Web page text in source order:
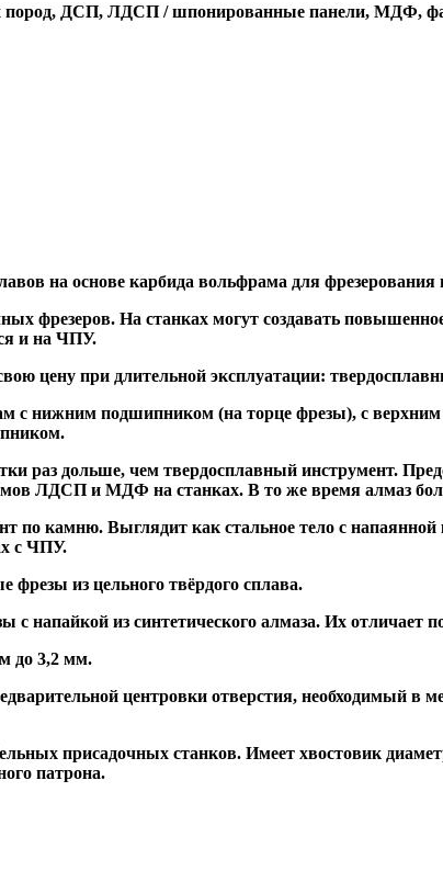
пород, ДСП, ЛДСП / шпонированные панели, МДФ,
на основе карбида вольфрама для
фрезеров. На станках могут создавать
и на ЧПУ.
цену при длительной эксплуатации:
с нижним подшипником (на торце фрезы), с
.
раз дольше, чем твердосплавный инструмент.
ЛДСП и МДФ на станках. В то же время алмаз
по камню. Выглядит как стальное тело с
с ЧПУ.
фрезы из цельного твёрдого сплава.
напайкой из синтетического алмаза. Их отличает
до 3,2 мм.
центровки отверстия, необходимый в
присадочных станков. Имеет хвостовик
патрона.